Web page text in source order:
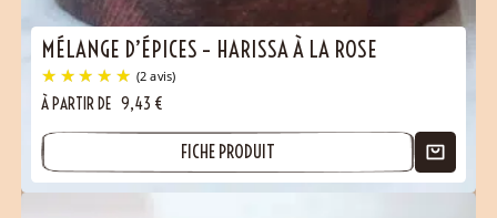
MÉLANGE D’ÉPICES – HARISSA À LA ROSE
À PARTIR DE 9,43 €
FICHE PRODUIT